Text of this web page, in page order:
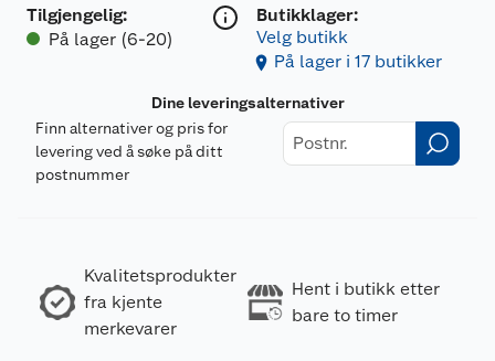
Tilgjengelig:
På lager (6-20)
Butikklager:
Velg butikk
På lager i 17 butikker
Dine leveringsalternativer
Finn alternativer og pris for
levering ved å søke på ditt
postnummer
Kvalitetsprodukter
fra kjente
merkevarer
Hent i butikk etter
bare to timer